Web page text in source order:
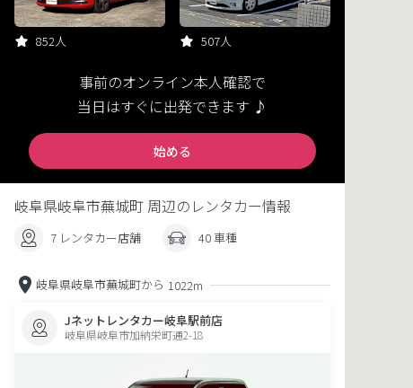
852人 507人
事前のオンライン本人確認で
当日はすぐに出発できます ♪
始める
岐阜県岐阜市蕪城町 周辺のレンタカー情報
7 レンタカー店舗 40 車種
岐阜県岐阜市蕪城町から 1022m
Jネットレンタカー岐阜駅前店
岐阜県岐阜市加納栄町通2-18